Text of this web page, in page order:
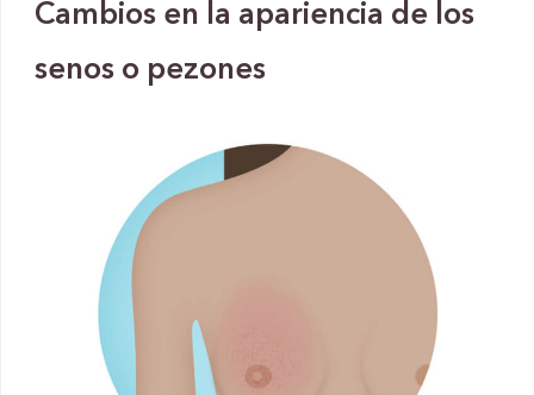
Cambios en la apariencia de los
senos o pezones